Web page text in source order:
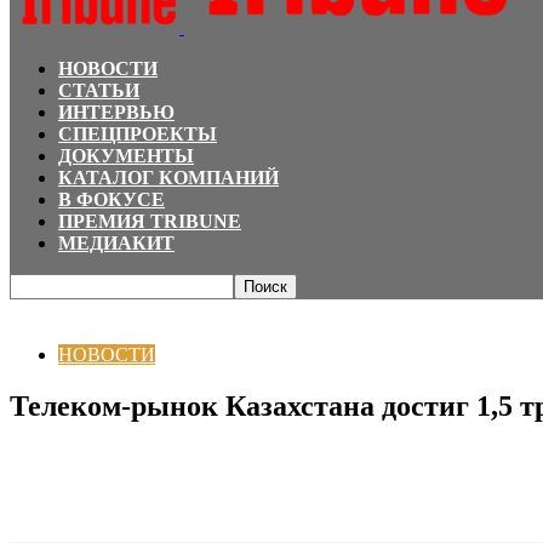
НОВОСТИ
СТАТЬИ
ИНТЕРВЬЮ
СПЕЦПРОЕКТЫ
ДОКУМЕНТЫ
КАТАЛОГ КОМПАНИЙ
В ФОКУСЕ
ПРЕМИЯ TRIBUNE
МЕДИАКИТ
НОВОСТИ
Телеком-рынок Казахстана достиг 1,5